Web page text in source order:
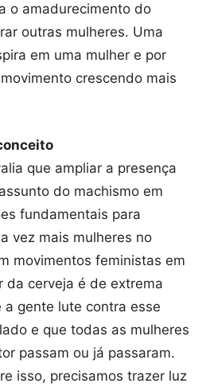
o amadurecimento do
outras mulheres. Uma
em uma mulher e por
crescendo mais
que ampliar a presença
do machismo em
fundamentais para
vez mais mulheres no
movimentos feministas em
da cerveja é de extrema
a gente lute contra esse
e que todas as mulheres
passam ou já passaram.
isso, precisamos trazer luz